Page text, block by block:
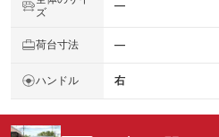
ズ
―
荷台寸法 ―
ハンドル 右